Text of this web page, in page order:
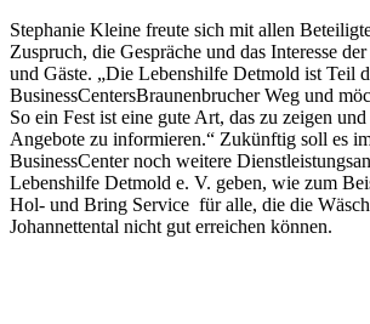
Stephanie Kleine freute sich mit allen
Zuspruch, die Gespräche und das Interesse
und Gäste. „Die Lebenshilfe Detmold ist Teil
BusinessCentersBraunenbrucher Weg und
So ein Fest ist eine gute Art, das zu zeigen
Angebote zu informieren.“ Zukünftig soll es
BusinessCenter noch weitere
Lebenshilfe Detmold e. V. geben, wie zum
Hol- und Bring Service für alle, die die
Johannettental nicht gut erreichen können.